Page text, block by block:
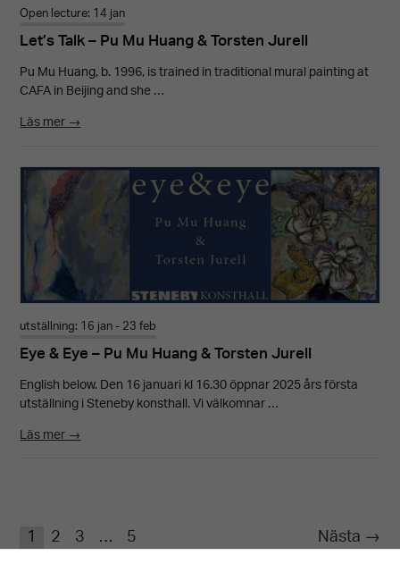
Open lecture: 14 jan
Let’s Talk – Pu Mu Huang & Torsten Jurell
Pu Mu Huang, b. 1996, is trained in traditional mural painting at
CAFA in Beijing and she …
Läs mer →
utställning: 16 jan - 23 feb
Eye & Eye – Pu Mu Huang & Torsten Jurell
English below. Den 16 januari kl 16.30 öppnar 2025 års första
utställning i Steneby konsthall. Vi välkomnar …
Läs mer →
1 2 3 … 5 Nästa →